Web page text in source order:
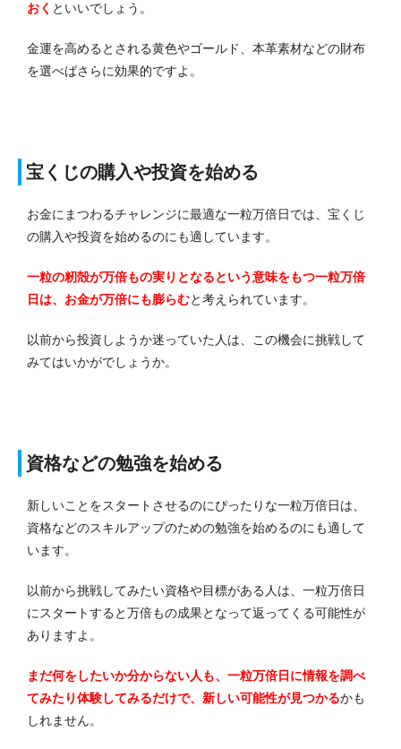
おく といいでしょう。
金運を高めるとされる黄色やゴールド、本革素材などの財布
を選べばさらに効果的ですよ。
宝くじの購入や投資を始める
お金にまつわるチャレンジに最適な一粒万倍日では、宝くじ
の購入や投資を始めるのにも適しています。
一粒の籾殻が万倍もの実りとなるという意味をもつ一粒万倍
日は、お金が万倍にも膨らむと考えられています。
以前から投資しようか迷っていた人は、この機会に挑戦して
みてはいかがでしょうか。
資格などの勉強を始める
新しいことをスタートさせるのにぴったりな一粒万倍日は、
資格などのスキルアップのための勉強を始めるのにも適して
います。
以前から挑戦してみたい資格や目標がある人は、一粒万倍日
にスタートすると万倍もの成果となって返ってくる可能性が
ありますよ。
まだ何をしたいか分からない人も、一粒万倍日に情報を調べ
てみたり体験してみるだけで、新しい可能性が見つかるかも
しれません。